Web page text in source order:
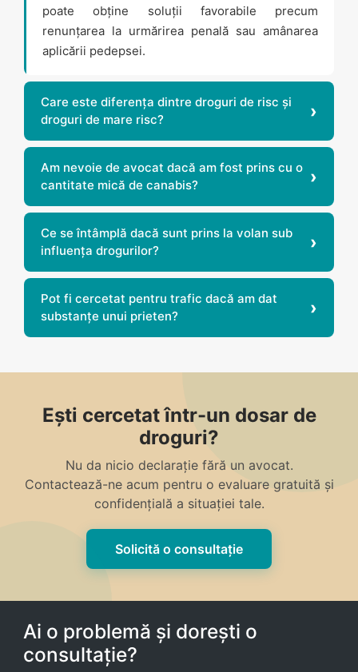
poate obține soluții favorabile precum
renunțarea la urmărirea penală sau amânarea
aplicării pedepsei.
Care este diferența dintre droguri de risc și
droguri de mare risc?
Am nevoie de avocat dacă am fost prins cu o
cantitate mică de canabis?
Ce se întâmplă dacă sunt prins la volan sub
influența drogurilor?
Pot fi cercetat pentru trafic dacă am dat
substanțe unui prieten?
Ești cercetat într-un dosar de
droguri?
Nu da nicio declarație fără un avocat.
Contactează-ne acum pentru o evaluare gratuită și
confidențială a situației tale.
Solicită o consultație
Ai o problemă și dorești o
consultație?